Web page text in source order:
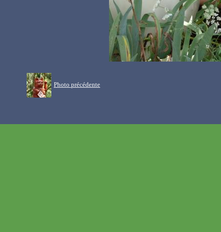
Photo précédente